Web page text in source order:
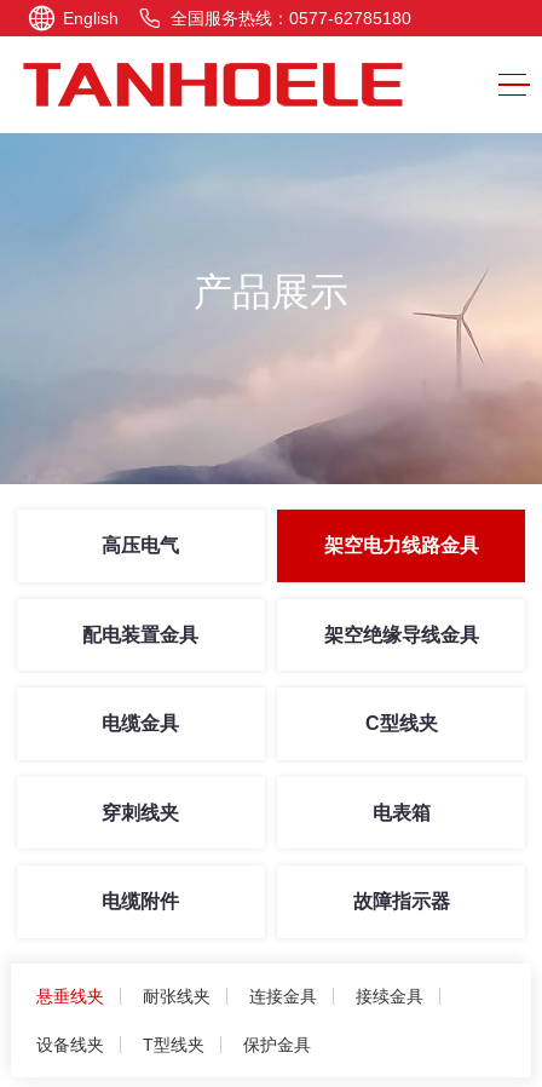
English 全国服务热线：0577-62785180
产品展示
高压电气 架空电力线路金具
配电装置金具 架空绝缘导线金具
电缆金具 C型线夹
穿刺线夹 电表箱
电缆附件 故障指示器
悬垂线夹 耐张线夹 连接金具 接续金具
设备线夹 T型线夹 保护金具